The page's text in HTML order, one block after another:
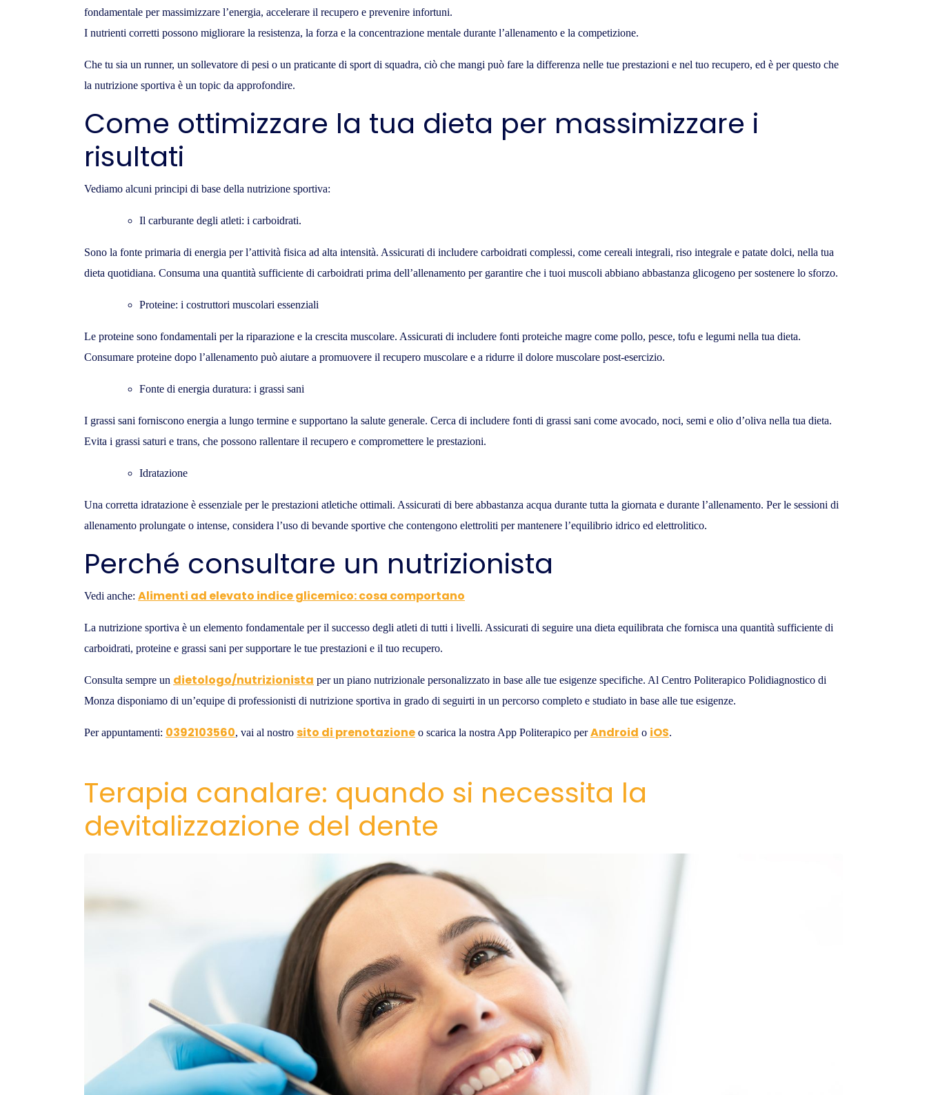
fondamentale per massimizzare l’energia, accelerare il recupero e prevenire infortuni.
I nutrienti corretti possono migliorare la resistenza, la forza e la concentrazione mentale durante l’allenamento e la competizione.
Che tu sia un runner, un sollevatore di pesi o un praticante di sport di squadra, ciò che mangi può fare la differenza nelle tue prestazioni e nel tuo recupero, ed è per questo che
la nutrizione sportiva è un topic da approfondire.
Come ottimizzare la tua dieta per massimizzare i
risultati
Vediamo alcuni principi di base della nutrizione sportiva:
Il carburante degli atleti: i carboidrati.
Sono la fonte primaria di energia per l’attività fisica ad alta intensità. Assicurati di includere carboidrati complessi, come cereali integrali, riso integrale e patate dolci, nella tua
dieta quotidiana. Consuma una quantità sufficiente di carboidrati prima dell’allenamento per garantire che i tuoi muscoli abbiano abbastanza glicogeno per sostenere lo sforzo.
Proteine: i costruttori muscolari essenziali
Le proteine sono fondamentali per la riparazione e la crescita muscolare. Assicurati di includere fonti proteiche magre come pollo, pesce, tofu e legumi nella tua dieta.
Consumare proteine dopo l’allenamento può aiutare a promuovere il recupero muscolare e a ridurre il dolore muscolare post-esercizio.
Fonte di energia duratura: i grassi sani
I grassi sani forniscono energia a lungo termine e supportano la salute generale. Cerca di includere fonti di grassi sani come avocado, noci, semi e olio d’oliva nella tua dieta.
Evita i grassi saturi e trans, che possono rallentare il recupero e compromettere le prestazioni.
Idratazione
Una corretta idratazione è essenziale per le prestazioni atletiche ottimali. Assicurati di bere abbastanza acqua durante tutta la giornata e durante l’allenamento. Per le sessioni di
allenamento prolungate o intense, considera l’uso di bevande sportive che contengono elettroliti per mantenere l’equilibrio idrico ed elettrolitico.
Perché consultare un nutrizionista
Vedi anche: Alimenti ad elevato indice glicemico: cosa comportano
La nutrizione sportiva è un elemento fondamentale per il successo degli atleti di tutti i livelli. Assicurati di seguire una dieta equilibrata che fornisca una quantità sufficiente di
carboidrati, proteine e grassi sani per supportare le tue prestazioni e il tuo recupero.
Consulta sempre un dietologo/nutrizionista per un piano nutrizionale personalizzato in base alle tue esigenze specifiche. Al Centro Politerapico Polidiagnostico di
Monza disponiamo di un’equipe di professionisti di nutrizione sportiva in grado di seguirti in un percorso completo e studiato in base alle tue esigenze.
Per appuntamenti: 0392103560, vai al nostro sito di prenotazione o scarica la nostra App Politerapico perAndroid o iOS.
Terapia canalare: quando si necessita la
devitalizzazione del dente